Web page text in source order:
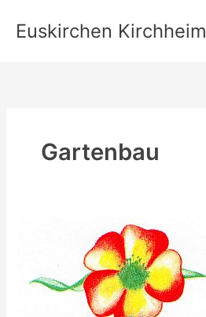
InhaltEuskirchen Kirchheim
Gartenbau